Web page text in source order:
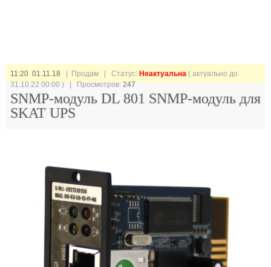
11:20 01.11.18 | Продам | Статус: Неактуальна ( актуально до
31.10.22 00:00 ) | Просмотров:247
SNMP-модуль DL 801 SNMP-модуль для
SKAT UPS